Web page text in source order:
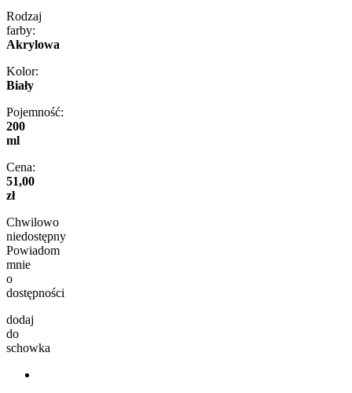
Rodzaj
farby:
Akrylowa
Kolor:
Biały
Pojemność:
200
ml
Cena:
51,00
zł
Chwilowo
niedostępny
Powiadom
mnie
o
dostępności
dodaj
do
schowka